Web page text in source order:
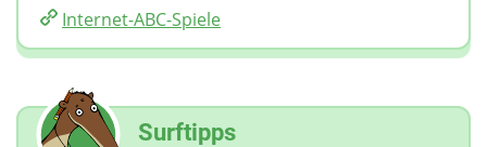
Internet-ABC-Spiele
Surftipps